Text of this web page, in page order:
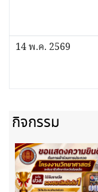
14 พ.ค. 2569
กิจกรรม